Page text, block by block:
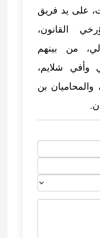
على يد فريق
القانون،
من بينهم
وأفي شلايم،
والمحاميان بن